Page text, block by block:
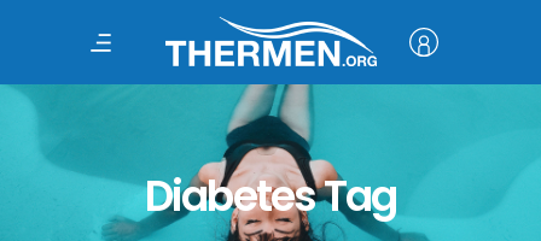
Diabetes Tag